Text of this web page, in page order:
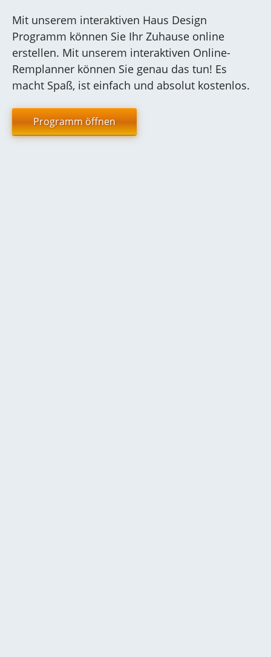
Mit unserem interaktiven Haus Design
Programm können Sie Ihr Zuhause online
erstellen. Mit unserem interaktiven Online-
Remplanner können Sie genau das tun! Es
macht Spaß, ist einfach und absolut kostenlos.
Programm öffnen